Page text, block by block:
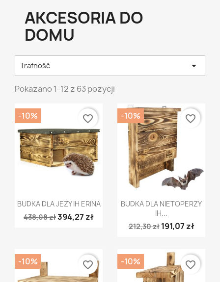
AKCESORIA DO
DOMU
Trafność 
Pokazano 1-12 z 63 pozycji
Szybki podgląd
BUDKA DLA JEŻY IH ERINA
438,08 zł394,27 zł
-10% favorite_border
Szybki podgląd
BUDKA DLA NIETOPERZY
IH...
212,30 zł 191,07 zł
-10% favorite_border
-10% favorite_border -10% favorite_border